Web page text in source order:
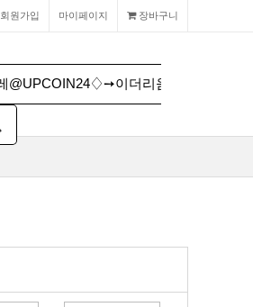
장바구니
마이페이지
회원가입